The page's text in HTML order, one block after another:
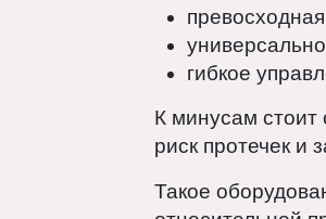
Перечислим
гибкое